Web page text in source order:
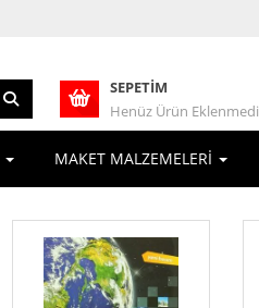
SEPETIM
Henüz Ürün Eklenmedi
MAKET MALZEMELERİ